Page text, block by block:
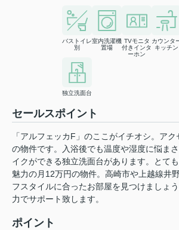
バストイレ
別
室内洗濯機
置場
TVモニタ
付きインタ
ーホン
カウンタ
キッチン
独立洗面台
セールスポイント
「アルフェッカF」のここがイチオシ。ア
の物件です。入浴後でも温度や湿度に悩ま
イクができる独立洗面台があります。とて
魅力の月12万円の物件。高崎市や上越線井
フスタイルに合ったお部屋を見つけましょ
力でサポート致します。
ポイント